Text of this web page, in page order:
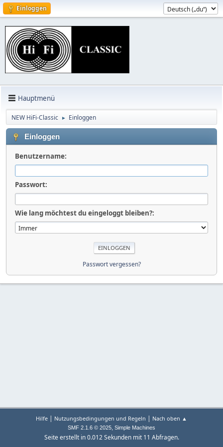
Einloggen
Hauptmenü
NEW HiFi-Classic ► Einloggen
Einloggen
Benutzername:
Passwort:
Wie lang möchtest du eingeloggt bleiben?:
Passwort vergessen?
Hilfe | Nutzungsbedingungen und Regeln | Nach oben ▲
SMF 2.1.6 © 2025, Simple Machines
Seite erstellt in 0.012 Sekunden mit 11 Abfragen.